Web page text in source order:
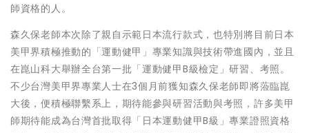
師資格的人。
森久保老師本次除了親自示範日本流行款式，也特別將目前日本
美甲界積極推動的「運動健甲」專業知識與技術帶進國內，並且
在崑山科大舉辦全台第一批「運動健甲B級檢定」研習、考照。
不少台灣美甲界專業人士在3個月前獲知森久保老師即將蒞臨崑
大後，便積極聯繫系上，期待能參與研習活動與考照，許多美甲
師期待能成為台灣首批取得「日本運動健甲B級」專業證照資格